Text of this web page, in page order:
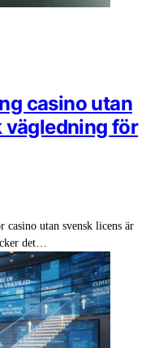
casino utan
vägledning för
casino utan svensk licens är
det…